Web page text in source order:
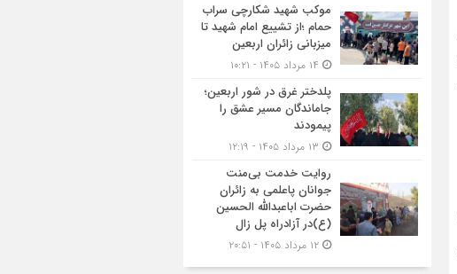
موکب شهید شکارچی سراب
حمام ؛از تشییع امام شهید تا
میزبانی زائران اربعین
پلدختر غرق در شور اربعین؛
جاماندگان مسیر عشق را
پیمودند
روایت خدمت بی‌منت
جوانان پاعلمی به زائران
حضرت اباعبدالله الحسین
(ع)در آزادراه پل زال